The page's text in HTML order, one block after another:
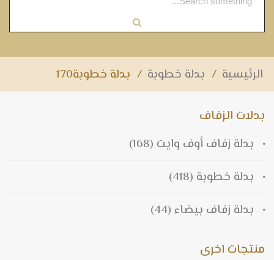
الرئيسية / بدلة خطوبة / بدلة خطوبة170
بدلات الزفاف
بدلة زفاف أوف وايت (168)
بدلة خطوبة (418)
بدلة زفاف بيضاء (44)
منتجات اخرى